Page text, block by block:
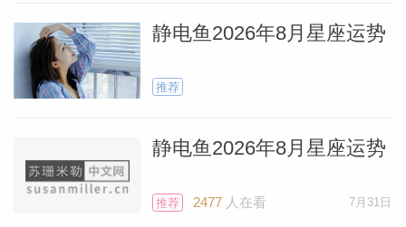
项目或其他形式的沟通类项目面市，现在时
机再好不过。
如果分得更细一些，出生在5月3日（及前
后5天范围内）的金牛座运势最佳。如果上
升星座在金牛座13°（及前后5°范围内）也
静电鱼2026年8月星座运势
推荐
静电鱼2026年8月星座运势
推荐 2477人在看 7月31日